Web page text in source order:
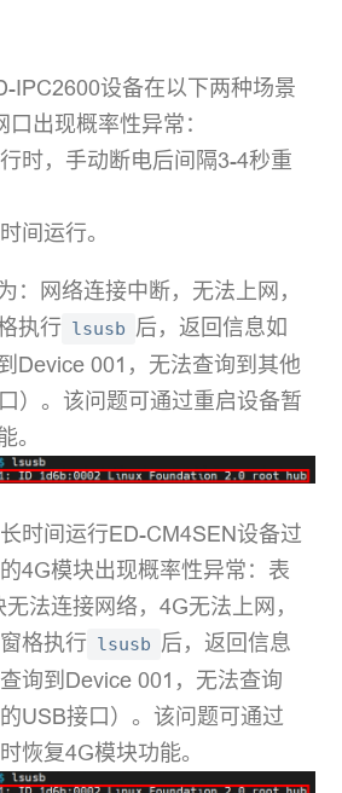
IPC2600设备在以下两种场景
口出现概率性异常：
时，手动断电后间隔3-4秒重
间运行。
：网络连接中断，无法上网，
执行 lsusb 后，返回信息如
Device 001，无法查询到其他
）。该问题可通过重启设备暂
。
时间运行ED-CM4SEN设备过
4G模块出现概率性异常：表
法连接网络，4G无法上网，
格执行 lsusb 后，返回信息
询到Device 001，无法查询
USB接口）。该问题可通过
恢复4G模块功能。